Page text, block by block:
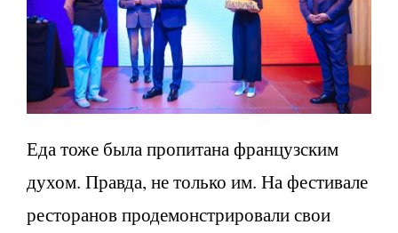
Еда тоже была пропитана французским
духом. Правда, не только им. На фестивале
ресторанов продемонстрировали свои